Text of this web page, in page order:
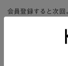
会員登録すると次回
ージ、購入履歴をご